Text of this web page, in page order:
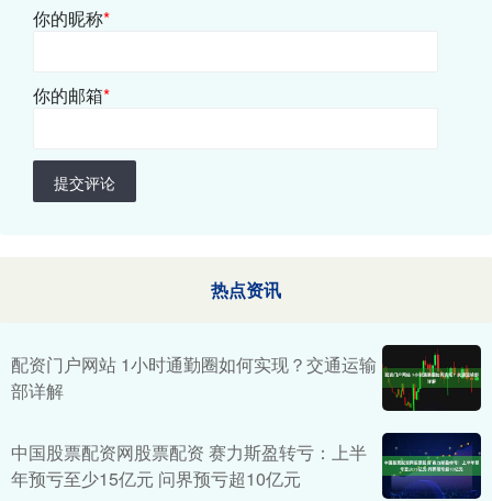
你的昵称*
你的邮箱*
提交评论
热点资讯
配资门户网站 1小时通勤圈如何实现？交通运输
部详解
中国股票配资网股票配资 赛力斯盈转亏：上半
年预亏至少15亿元 问界预亏超10亿元